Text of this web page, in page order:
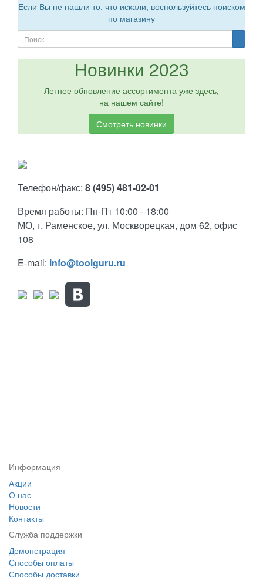
Если Вы не нашли то, что искали, воспользуйтесь поиском
по магазину
Новинки 2023
Летнее обновление ассортимента уже здесь,
на нашем сайте!
Смотреть новинки
Телефон/факс: 8 (495) 481-02-01
Время работы: Пн-Пт 10:00 - 18:00
МО, г. Раменское, ул. Москворецкая, дом 62, офис
108
E-mail: info@toolguru.ru
Информация
Акции
О нас
Новости
Контакты
Служба поддержки
Демонстрация
Способы оплаты
Способы доставки